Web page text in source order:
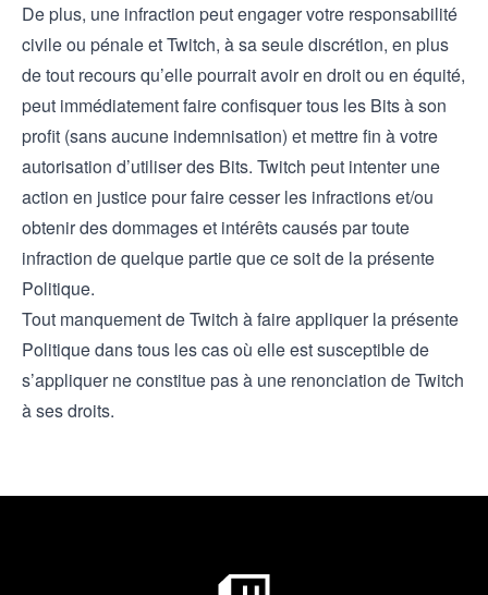
De plus, une infraction peut engager votre responsabilité
civile ou pénale et Twitch, à sa seule discrétion, en plus
de tout recours qu’elle pourrait avoir en droit ou en équité,
peut immédiatement faire confisquer tous les Bits à son
profit (sans aucune indemnisation) et mettre fin à votre
autorisation d’utiliser des Bits. Twitch peut intenter une
action en justice pour faire cesser les infractions et/ou
obtenir des dommages et intérêts causés par toute
infraction de quelque partie que ce soit de la présente
Politique.
Tout manquement de Twitch à faire appliquer la présente
Politique dans tous les cas où elle est susceptible de
s’appliquer ne constitue pas à une renonciation de Twitch
à ses droits.